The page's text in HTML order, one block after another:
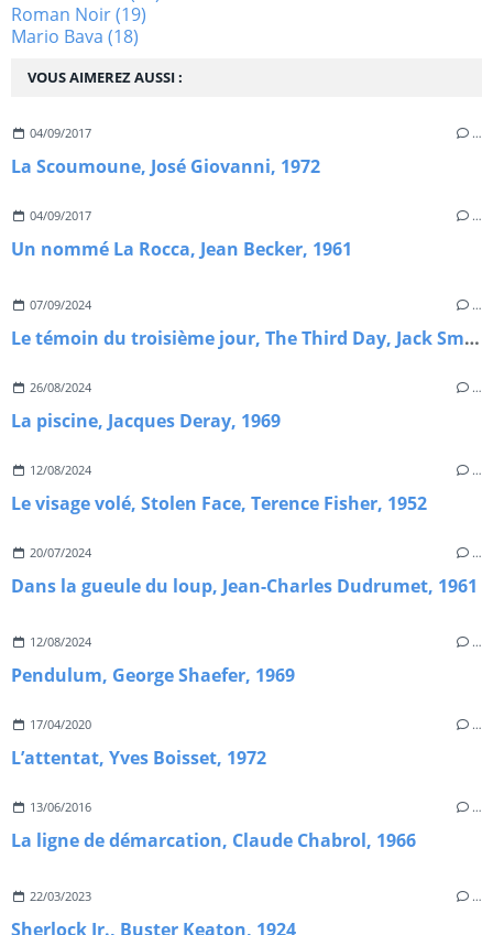
VOUS AIMEREZ AUSSI :
04/09/2017 …
La Scoumoune, José Giovanni, 1972
04/09/2017 …
Un nommé La Rocca, Jean Becker, 1961
07/09/2024 …
Le témoin du troisième jour, The Third Day, Jack Smight, 1965.
26/08/2024 …
La piscine, Jacques Deray, 1969
12/08/2024 …
Le visage volé, Stolen Face, Terence Fisher, 1952
20/07/2024 …
Dans la gueule du loup, Jean-Charles Dudrumet, 1961
12/08/2024 …
Pendulum, George Shaefer, 1969
17/04/2020 …
L’attentat, Yves Boisset, 1972
13/06/2016 …
La ligne de démarcation, Claude Chabrol, 1966
22/03/2023 …
Sherlock Jr., Buster Keaton, 1924
Roman Noir(19)
Mario Bava (18)